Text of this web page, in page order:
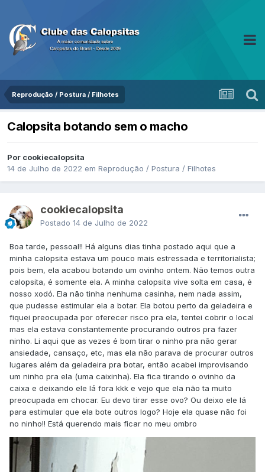
Reprodução / Postura / Filhotes
Calopsita botando sem o macho
Por cookiecalopsita
14 de Julho de 2022 em Reprodução / Postura / Filhotes
cookiecalopsita
Postado 14 de Julho de 2022
Boa tarde, pessoal!! Há alguns dias tinha postado aqui que a
minha calopsita estava um pouco mais estressada e territorialista;
pois bem, ela acabou botando um ovinho ontem. Não temos outra
calopsita, é somente ela. A minha calopsita vive solta em casa, é
nosso xodó. Ela não tinha nenhuma casinha, nem nada assim,
que pudesse estimular ela a botar. Ela botou perto da geladeira e
fiquei preocupada por oferecer risco pra ela, tentei cobrir o local
mas ela estava constantemente procurando outros pra fazer
ninho. Li aqui que as vezes é bom tirar o ninho pra não gerar
ansiedade, cansaço, etc, mas ela não parava de procurar outros
lugares além da geladeira pra botar, então acabei improvisando
um ninho pra ela (uma caixinha). Ela fica tirando o ovinho da
caixa e deixando ele lá fora kkk e vejo que ela não ta muito
preocupada em chocar. Eu devo tirar esse ovo? Ou deixo ele lá
para estimular que ela bote outros logo? Hoje ela quase não foi
no ninho!! Está querendo mais ficar no meu ombro